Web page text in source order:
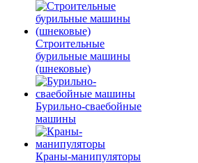
Строительные
бурильные машины
(шнековые)
Бурильно-сваебойные
машины
Краны-манипуляторы